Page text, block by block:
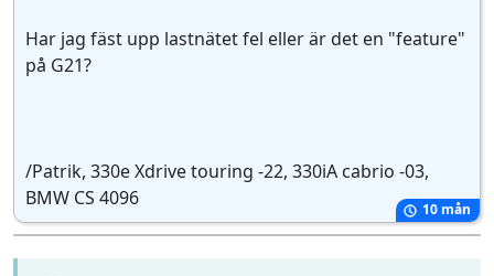
Har jag fäst upp lastnätet fel eller är det en "feature"
på G21?
/Patrik, 330e Xdrive touring -22, 330iA cabrio -03,
BMW CS 4096
10 mån